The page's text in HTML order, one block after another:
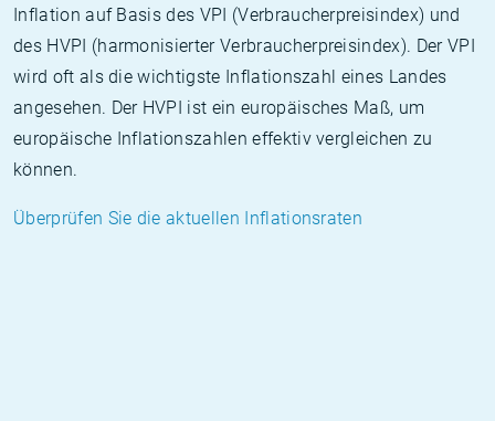
Inflation auf Basis des VPI (Verbraucherpreisindex) und
des HVPI (harmonisierter Verbraucherpreisindex). Der VPI
wird oft als die wichtigste Inflationszahl eines Landes
angesehen. Der HVPI ist ein europäisches Maß, um
europäische Inflationszahlen effektiv vergleichen zu
können.
Überprüfen Sie die aktuellen Inflationsraten